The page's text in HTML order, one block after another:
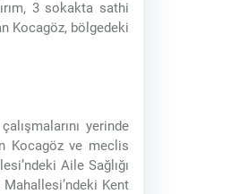
3 sokakta sathi
Kocagöz, bölgedeki
yerinde
Kocagöz ve meclis
Aile Sağlığı
Kent